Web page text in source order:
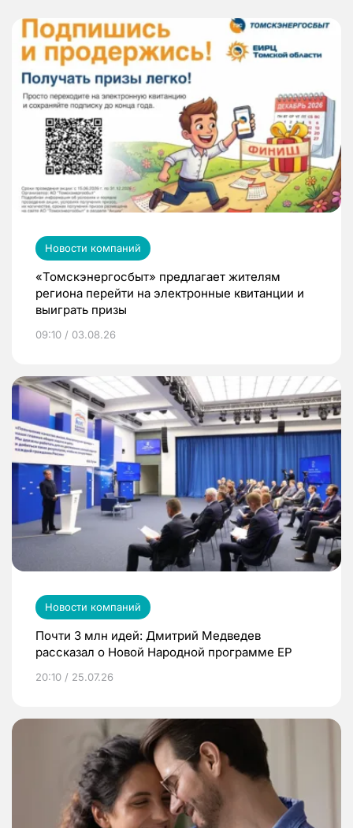
Новости компаний
«Томскэнергосбыт» предлагает жителям
региона перейти на электронные квитанции и
выиграть призы
09:10 / 03.08.26
Новости компаний
Почти 3 млн идей: Дмитрий Медведев
рассказал о Новой Народной программе ЕР
20:10 / 25.07.26